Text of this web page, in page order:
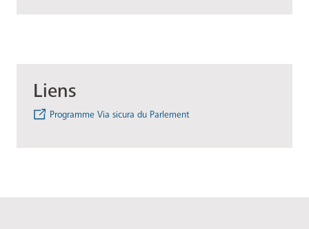
Liens
Programme Via sicura du Parlement